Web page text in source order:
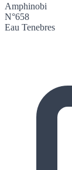
Amphinobi
N°658
Eau Tenebres